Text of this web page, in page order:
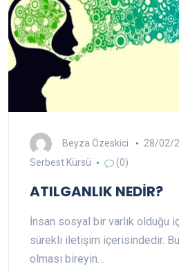
Beyza Özeskici
28/02/
Serbest Kürsü
(0)
ATILGANLIK NEDİR?
İnsan sosyal bir varlık olduğu
sürekli iletişim içerisindedir.
olması bireyin…